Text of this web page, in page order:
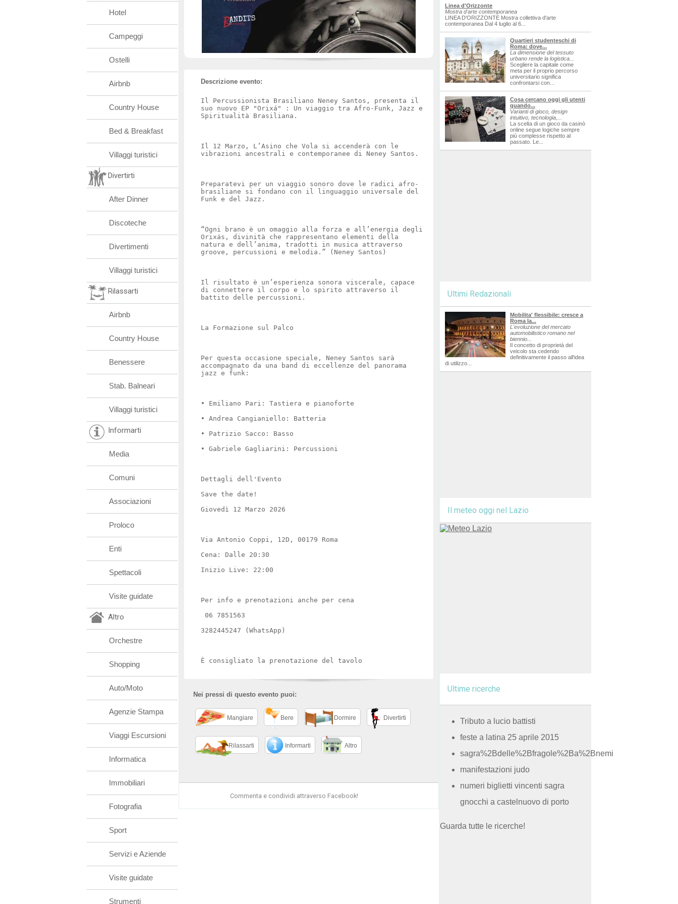
Descrizione evento:
Il Percussionista Brasiliano Neney Santos, presenta il
suo nuovo EP "Orixá" : Un viaggio tra Afro-Funk, Jazz e
Spiritualità Brasiliana.
Il 12 Marzo, L’Asino che Vola si accenderà con le
vibrazioni ancestrali e contemporanee di Neney Santos.
Preparatevi per un viaggio sonoro dove le radici afro-
brasiliane si fondano con il linguaggio universale del
Funk e del Jazz.
“Ogni brano è un omaggio alla forza e all’energia degli
Orixás, divinità che rappresentano elementi della
natura e dell’anima, tradotti in musica attraverso
groove, percussioni e melodia.” (Neney Santos)
Il risultato è un’esperienza sonora viscerale, capace
di connettere il corpo e lo spirito attraverso il
battito delle percussioni.
La Formazione sul Palco
Per questa occasione speciale, Neney Santos sarà
accompagnato da una band di eccellenze del panorama
jazz e funk:
• Emiliano Pari: Tastiera e pianoforte
• Andrea Cangianiello: Batteria
• Patrizio Sacco: Basso
• Gabriele Gagliarini: Percussioni
Dettagli dell'Evento
Save the date!
Giovedì 12 Marzo 2026
Via Antonio Coppi, 12D, 00179 Roma
Cena: Dalle 20:30
Inizio Live: 22:00
Per info e prenotazioni anche per cena
06 7851563
3282445247 (WhatsApp)
È consigliato la prenotazione del tavolo
Nei pressi di questo evento puoi:
Mangiare Bere Dormire Divertirti
Rilassarti Informarti Altro
Commenta e condividi attraverso Facebook!
Hotel
Campeggi
Ostelli
Airbnb
Country House
Bed & Breakfast
Villaggi turistici
Divertirti
After Dinner
Discoteche
Divertimenti
Villaggi turistici
Rilassarti
Airbnb
Country House
Benessere
Stab. Balneari
Villaggi turistici
Informarti
Media
Comuni
Associazioni
Proloco
Enti
Spettacoli
Visite guidate
Altro
Orchestre
Shopping
Auto/Moto
Agenzie Stampa
Viaggi Escursioni
Informatica
Immobiliari
Fotografia
Sport
Servizi e Aziende
Visite guidate
Strumenti
Linea d'Orizzonte
Mostra d'arte contemporanea
LINEA D'ORIZZONTE Mostra collettiva d'arte
contemporanea Dal 4 luglio al 6...
Quartieri studenteschi di
Roma: dove...
La dimensione del tessuto
urbano rende la logistica...
Scegliere la capitale come
meta per il proprio percorso
universitario significa
confrontarsi con...
Cosa cercano oggi gli utenti
quando...
Varianti di gioco, design
intuitivo, tecnologia,...
La scelta di un gioco da casinò
online segue logiche sempre
più complesse rispetto al
passato. Le...
Ultimi Redazionali
Mobilita' flessibile: cresce a
Roma la...
L'evoluzione del mercato
automobilistico romano nel
biennio...
Il concetto di proprietà del
veicolo sta cedendo
definitivamente il passo all'idea
di utilizzo...
Il meteo oggi nel Lazio
Ultime ricerche
Tributo a lucio battisti
feste a latina 25 aprile 2015
sagra%2Bdelle%2Bfragole%2Ba%2Bnemi
manifestazioni judo
numeri biglietti vincenti sagra
gnocchi a castelnuovo di porto
Guarda tutte le ricerche!